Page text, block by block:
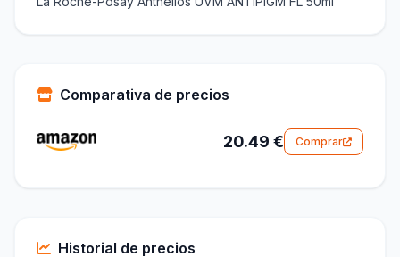
Comparativa de precios
20.49 € Comprar
Historial de precios